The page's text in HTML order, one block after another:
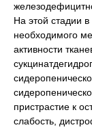
На этой стадии
необходимого
активности
пристрастие к
слабость,